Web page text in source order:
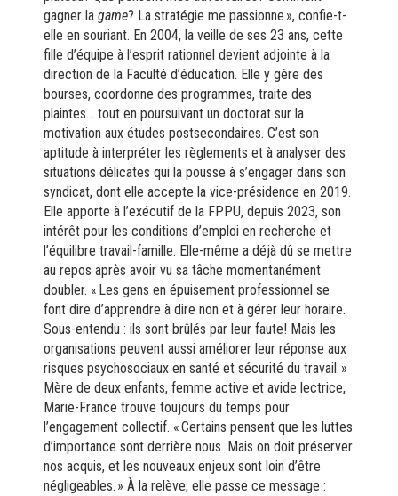
gagner la game? La stratégie me passionne », confie-t-
elle en souriant. En 2004, la veille de ses 23 ans, cette
fille d’équipe à l’esprit rationnel devient adjointe à la
direction de la Faculté d’éducation. Elle y gère des
bourses, coordonne des programmes, traite des
plaintes… tout en poursuivant un doctorat sur la
motivation aux études postsecondaires. C’est son
aptitude à interpréter les règlements et à analyser des
situations délicates qui la pousse à s’engager dans son
syndicat, dont elle accepte la vice-présidence en 2019.
Elle apporte à l’exécutif de la FPPU, depuis 2023, son
intérêt pour les conditions d’emploi en recherche et
l’équilibre travail-famille. Elle-même a déjà dû se mettre
au repos après avoir vu sa tâche momentanément
doubler. « Les gens en épuisement professionnel se
font dire d’apprendre à dire non et à gérer leur horaire.
Sous-entendu : ils sont brûlés par leur faute! Mais les
organisations peuvent aussi améliorer leur réponse aux
risques psychosociaux en santé et sécurité du travail. »
Mère de deux enfants, femme active et avide lectrice,
Marie-France trouve toujours du temps pour
l’engagement collectif. « Certains pensent que les luttes
d’importance sont derrière nous. Mais on doit préserver
nos acquis, et les nouveaux enjeux sont loin d’être
négligeables. » À la relève, elle passe ce message :